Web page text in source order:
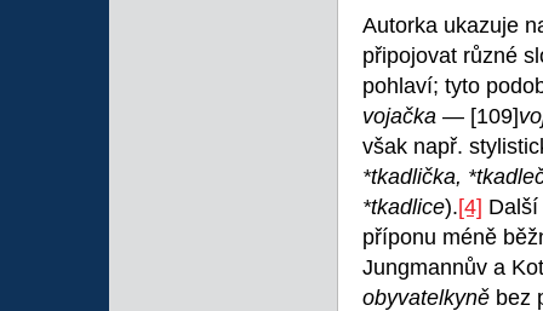
Autorka ukazuje
připojovat různé
pohlaví; tyto
vojačka — [109]
však např.
*tkadlička,
*tkadlice).[4]
příponu méně
Jungmannův a
obyvatelkyně bez